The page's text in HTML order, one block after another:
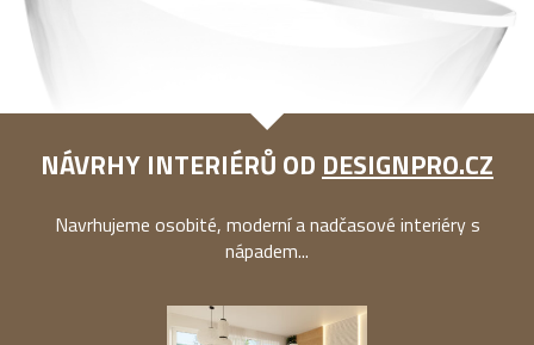
NÁVRHY INTERIÉRŮ OD DESIGNPRO.CZ
Navrhujeme osobité, moderní a nadčasové interiéry s
nápadem...